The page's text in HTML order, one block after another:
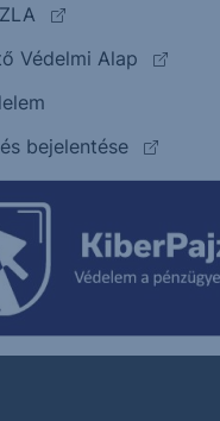
(külső oldalra ugrik)
Védelmi Alap
(külső
bejelentése
(külső